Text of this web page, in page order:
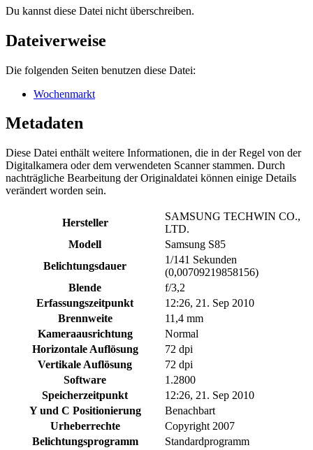
Du kannst diese Datei nicht überschreiben.
Dateiverweise
Die folgenden Seiten benutzen diese Datei:
Wochenmarkt
Metadaten
Diese Datei enthält weitere Informationen, die in der Regel von der
Digitalkamera oder dem verwendeten Scanner stammen. Durch
nachträgliche Bearbeitung der Originaldatei können einige Details
verändert worden sein.
Hersteller
SAMSUNG TECHWIN CO.,
LTD.
Modell
Samsung S85
Belichtungsdauer
1/141 Sekunden
(0,00709219858156)
Blende
f/3,2
Erfassungszeitpunkt
12:26, 21. Sep 2010
Brennweite
11,4 mm
Kameraausrichtung
Normal
Horizontale Auflösung
72 dpi
Vertikale Auflösung
72 dpi
Software
1.2800
Speicherzeitpunkt
12:26, 21. Sep 2010
Y und C Positionierung
Benachbart
Urheberrechte
Copyright 2007
Belichtungsprogramm
Standardprogramm